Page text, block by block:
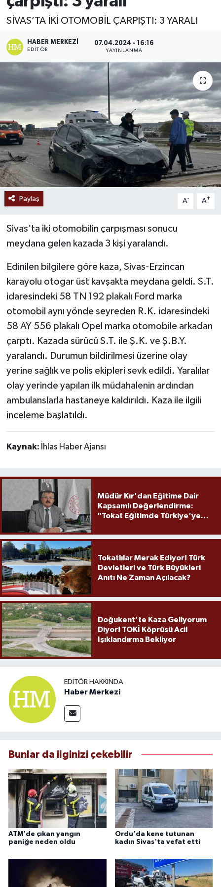
SİVAS’TA İKİ OTOMOBİL ÇARPIŞTI: 3 YARALI
HABER MERKEZI
EDITÖR
07.04.2024 - 16:16
YAYINLANMA
Paylaş A- A+
Sivas’ta iki otomobilin çarpışması sonucu
meydana gelen kazada 3 kişi yaralandı.
Edinilen bilgilere göre kaza, Sivas-Erzincan
karayolu otogar üst kavşakta meydana geldi. S.T.
idaresindeki 58 TN 192 plakalı Ford marka
otomobil aynı yönde seyreden R.K. idaresindeki
58 AY 556 plakalı Opel marka otomobile arkadan
çarptı. Kazada sürücü S.T. ile Ş.K. ve Ş.B.Y.
yaralandı. Durumun bildirilmesi üzerine olay
yerine sağlık ve polis ekipleri sevk edildi. Yaralılar
olay yerinde yapılan ilk müdahalenin ardından
ambulanslarla hastaneye kaldırıldı. Kaza ile ilgili
inceleme başlatıldı.
Kaynak: İhlas Haber Ajansı
Müdür Kır'dan Eğitime Dair
Kapsamlı Değerlendirme:
"Tokat Eğitimde Türkiye'ye
Tokatlılar Merak Ediyor! Türk
Devletleri ve Türk Büyükleri
Anıtı Ne Zaman Açılacak?
Doğukent’te Kaza Geliyorum
Diyor! TOKİ Köprüsü Acil
Işıklandırma Bekliyor
EDITÖR HAKKINDA
Haber Merkezi
Bunlar da ilginizi çekebilir
ATM'de çıkan yangın
paniğe neden oldu
Ordu'da kene tutunan
kadın Sivas'ta vefat etti
Ekonomi
Sağlık
Tokat Haber